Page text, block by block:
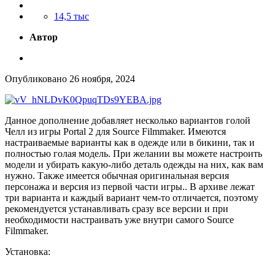
14,5 тыс
Автор
Опубликовано 26 ноября, 2024
Данное дополнение добавляет несколько вариантов голой
Челл из игры Portal 2 для Source Filmmaker. Имеются
настраиваемые варианты как в одежде или в бикини, так и
полностью голая модель. При желании вы можете настроить
модели и убирать какую-либо деталь одежды на них, как вам
нужно. Также имеется обычная оригинальная версия
персонажа и версия из первой части игры.. В архиве лежат
три варианта и каждый вариант чем-то отличается, поэтому
рекомендуется устанавливать сразу все версии и при
необходимости настраивать уже внутри самого Source
Filmmaker.
Установка: